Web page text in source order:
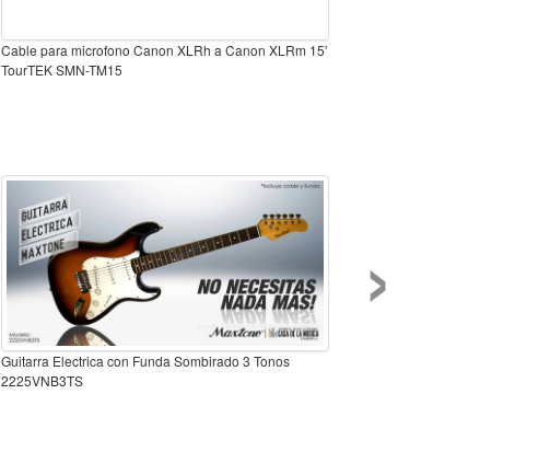
Cable para microfono Canon XLRh a Canon XLRm 15'
TourTEK SMN-TM15
Guitarra Electrica con Funda Sombirado 3 Tonos
2225VNB3TS
›